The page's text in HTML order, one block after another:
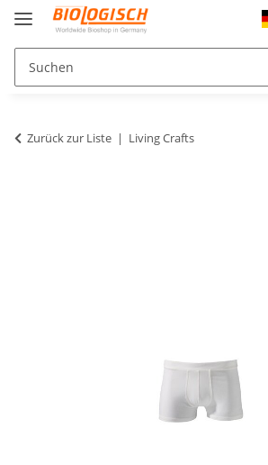
Zurück zur Liste Living Crafts